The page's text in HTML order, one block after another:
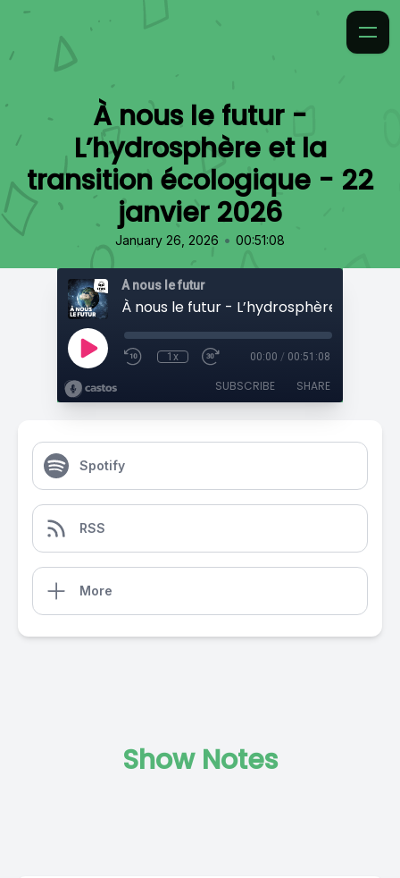
À nous le futur -
L’hydrosphère et la
transition écologique - 22
janvier 2026
January 26, 2026 • 00:51:08
À nous le futur
1x 00:00 / 00:51:08
SUBSCRIBE SHARE
Spotify
RSS
More
Show Notes